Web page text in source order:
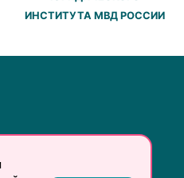
ИНСТИТУТА МВД РОССИИ